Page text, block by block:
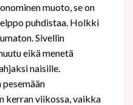
muoto, se on
puhdistaa. Holkki
Sivellin
eikä menetä
naisille.
kerran viikossa, vaikka